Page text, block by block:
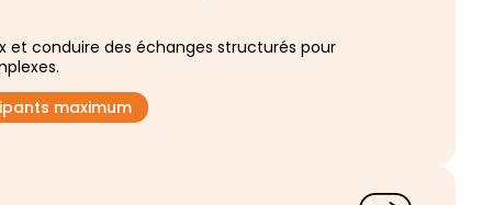
et conduire des échanges structurés pour
maximum